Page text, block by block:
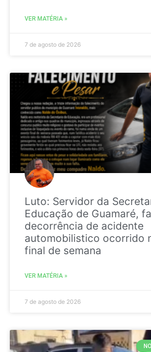
VER MATÉRIA »
7 de agosto de 2026
Luto: Servidor da
Educação de Guamaré,
decorrência de acidente
automobilistico ocorrido
final de semana
VER MATÉRIA »
7 de agosto de 2026